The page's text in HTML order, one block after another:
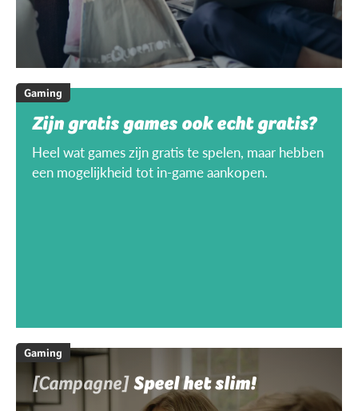
Gaming
Zijn gratis games ook echt gratis?
Heel wat games zijn gratis te spelen, maar hebben
een mogelijkheid tot in-game aankopen.
Gaming
[Campagne]Speel het slim!